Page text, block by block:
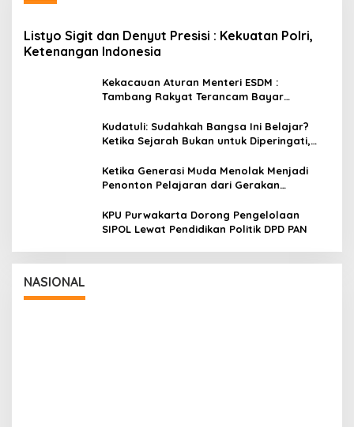
Listyo Sigit dan Denyut Presisi : Kekuatan Polri,
Ketenangan Indonesia
Kekacauan Aturan Menteri ESDM :
Tambang Rakyat Terancam Bayar
Kudatuli: Sudahkah Bangsa Ini Belajar?
Ketika Sejarah Bukan untuk Diperingati,
Ketika Generasi Muda Menolak Menjadi
Penonton Pelajaran dari Gerakan
KPU Purwakarta Dorong Pengelolaan
SIPOL Lewat Pendidikan Politik DPD PAN
NASIONAL
Negara Terima Warga Kehormatan dan
Brevet Korps Marinir
In Nasional